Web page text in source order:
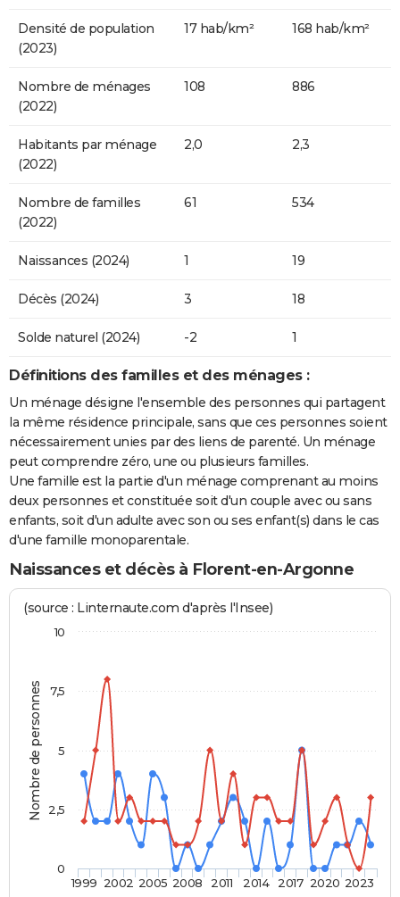
Densité de population
(2023)
17 hab/km² 168 hab/km²
Nombre de ménages
(2022)
108 886
Habitants par ménage
(2022)
2,0 2,3
Nombre de familles
(2022)
61 534
Naissances (2024) 1 19
Décès (2024) 3 18
Solde naturel (2024) -2 1
Définitions des familles et des ménages :
Un ménage désigne l'ensemble des personnes qui partagent
la même résidence principale, sans que ces personnes soient
nécessairement unies par des liens de parenté. Un ménage
peut comprendre zéro, une ou plusieurs familles.
Une famille est la partie d'un ménage comprenant au moins
deux personnes et constituée soit d'un couple avec ou sans
enfants, soit d'un adulte avec son ou ses enfant(s) dans le cas
d'une famille monoparentale.
Naissances et décès à Florent-en-Argonne
Nombre de personnes
(source : Linternaute.com d'après l'Insee)
1999 2002 2005 2008 2011 2014 2017 2020 2023
0
2,5
5
7,5
10